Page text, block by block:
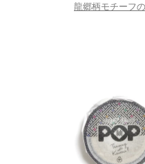
龍郷柄モチーフ